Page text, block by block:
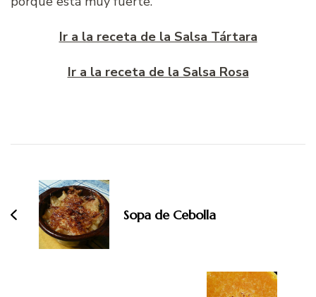
Ir a la receta de la Salsa Tártara
Ir a la receta de la Salsa Rosa
entradas
Sopa de Cebolla